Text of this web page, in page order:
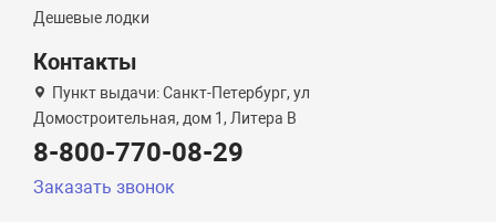
Дешевые лодки
Контакты
Пункт выдачи: Санкт-Петербург, ул
Домостроительная, дом 1, Литера B
8-800-770-08-29
Заказать звонок